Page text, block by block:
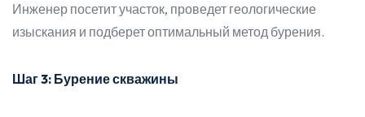
Инженер посетит участок, проведет геологические
изыскания и подберет оптимальный метод бурения.
Шаг 3: Бурение скважины